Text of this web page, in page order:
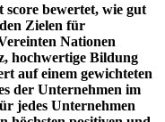
score bewertet, wie gut
Zielen für
Nationen
hochwertige Bildung
auf einem gewichteten
der Unternehmen im
jedes Unternehmen